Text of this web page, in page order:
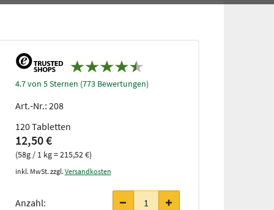
4.7 von 5 Sternen (773 Bewertungen)
Art.-Nr.: 208
120 Tabletten
12,50 €
(58g / 1 kg = 215,52 €)
inkl. MwSt. zzgl. Versandkosten
Anzahl: